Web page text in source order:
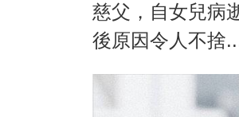
慈父，自女兒病
後原因令人不捨